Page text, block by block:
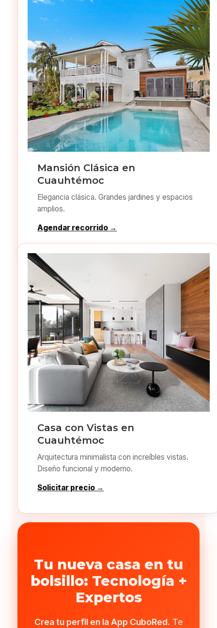
Mansión Clásica en
Cuauhtémoc
Elegancia clásica. Grandes jardines y espacios
amplios.
Agendar recorrido →
Casa con Vistas en
Cuauhtémoc
Arquitectura minimalista con increíbles vistas.
Diseño funcional y moderno.
Solicitar precio →
Tu nueva casa en tu
bolsillo: Tecnología +
Expertos
Crea tu perfil en la App CuboRed. Te